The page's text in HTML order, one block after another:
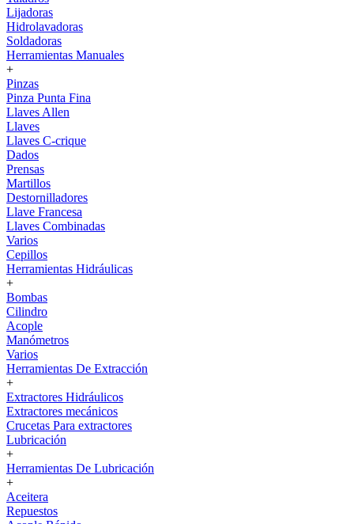
Lijadoras
Hidrolavadoras
Soldadoras
Herramientas Manuales
+
Pinzas
Pinza Punta Fina
Llaves Allen
Llaves
Llaves C-crique
Dados
Prensas
Martillos
Destornilladores
Llave Francesa
Llaves Combinadas
Varios
Cepillos
Herramientas Hidráulicas
+
Bombas
Cilindro
Acople
Manómetros
Varios
Herramientas De Extracción
+
Extractores Hidráulicos
Extractores mecánicos
Crucetas Para extractores
Lubricación
+
Herramientas De Lubricación
+
Aceitera
Repuestos